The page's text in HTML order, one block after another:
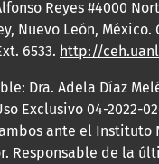
Reyes #4000
Nuevo León, México.
6533. http://
Dra. Adela Díaz
Exclusivo 04-2022-
ambos ante el
Responsable de la